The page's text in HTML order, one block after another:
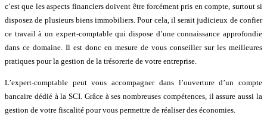
c’est que les aspects financiers doivent être forcément pris en compte, surtout si
disposez de plusieurs biens immobiliers. Pour cela, il serait judicieux de confier
ce travail à un expert-comptable qui dispose d’une connaissance approfondie
dans ce domaine. Il est donc en mesure de vous conseiller sur les meilleures
pratiques pour la gestion de la trésorerie de votre entreprise.
L’expert-comptable peut vous accompagner dans l’ouverture d’un compte
bancaire dédié à la SCI. Grâce à ses nombreuses compétences, il assure aussi la
gestion de votre fiscalité pour vous permettre de réaliser des économies.